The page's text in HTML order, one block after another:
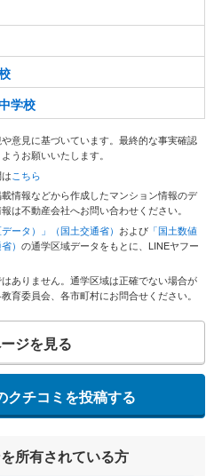
学校
意見に基づいています。最終的な事実確認
うお願いいたします。
こちら
情報などから作成したマンション情報のデ
は不動産会社へお問い合わせください。
ータ）」（国土交通省） および 「国土数値
） の通学区域データをもとに、LINEヤフー
ありません。通学区域は正確でない場合が
育委員会、各市町村にお問合せください。
ジを見る
クチコミを投稿する
所有されている方